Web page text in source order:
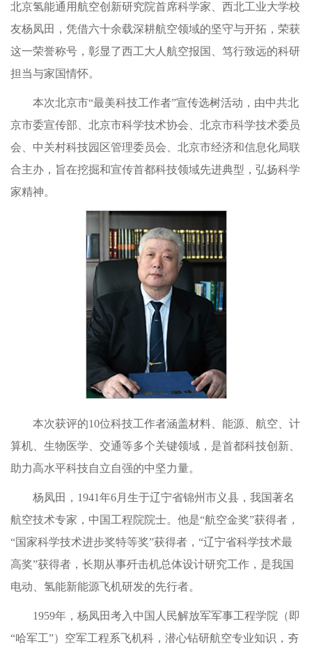
北京氢能通用航空创新研究院首席科学家、西北工业大学校
友杨凤田，凭借六十余载深耕航空领域的坚守与开拓，荣获
这一荣誉称号，彰显了西工大人航空报国、笃行致远的科研
担当与家国情怀。
本次北京市“最美科技工作者”宣传选树活动，由中共北
京市委宣传部、北京市科学技术协会、北京市科学技术委员
会、中关村科技园区管理委员会、北京市经济和信息化局联
合主办，旨在挖掘和宣传首都科技领域先进典型，弘扬科学
家精神。
本次获评的10位科技工作者涵盖材料、能源、航空、计
算机、生物医学、交通等多个关键领域，是首都科技创新、
助力高水平科技自立自强的中坚力量。
杨凤田，1941年6月生于辽宁省锦州市义县，我国著名
航空技术专家，中国工程院院士。他是“航空金奖”获得者，
“国家科学技术进步奖特等奖”获得者，“辽宁省科学技术最
高奖”获得者，长期从事歼击机总体设计研究工作，是我国
电动、氢能新能源飞机研发的先行者。
1959年，杨凤田考入中国人民解放军军事工程学院（即
“哈军工”）空军工程系飞机科，潜心钻研航空专业知识，夯